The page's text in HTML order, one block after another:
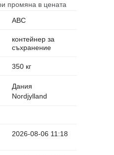
промяна в цената
ABC
контейнер за
съхранение
350 кг
Дания
Nordjylland
2026-08-06 11:18